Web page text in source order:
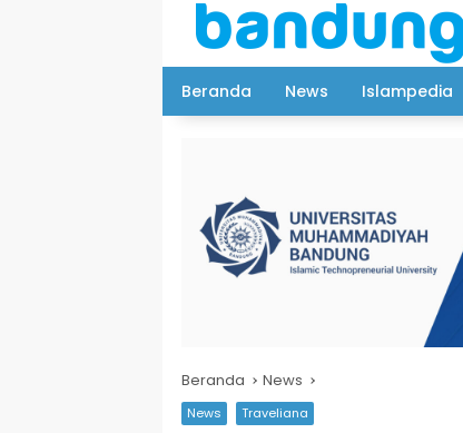
Beranda News Islampedia
Beranda News
News Traveliana